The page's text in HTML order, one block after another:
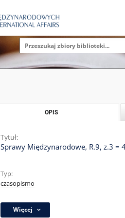
OPIS
Tytuł:
Sprawy Międzynarodowe, R.9, z.3 =
Typ:
czasopismo
Więcej